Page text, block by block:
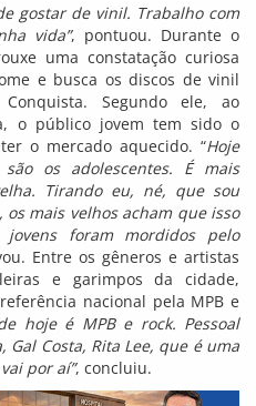
gostar de vinil. Trabalho com
vida”, pontuou. Durante o
uma constatação curiosa
e busca os discos de vinil
Segundo ele, ao
o público jovem tem sido o
o mercado aquecido. “Hoje
os adolescentes. É mais
Tirando eu, né, que sou
mais velhos acham que isso
foram mordidos pelo
Entre os gêneros e artistas
e garimpos da cidade,
nacional pela MPB e
hoje é MPB e rock. Pessoal
Costa, Rita Lee, que é uma
por aí”, concluiu.